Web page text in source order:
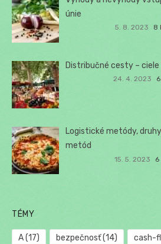
únie
5. 8. 2023 8
Distribučné cesty –
24. 4. 2023
Logistické metódy,
metód
15. 5. 2023 6
TÉMY
A(17) bezpečnosť(14) cash-